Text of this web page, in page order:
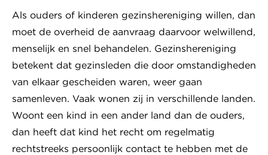
Als ouders of kinderen gezinshereniging willen, dan
moet de overheid de aanvraag daarvoor welwillend,
menselijk en snel behandelen. Gezinshereniging
betekent dat gezinsleden die door omstandigheden
van elkaar gescheiden waren, weer gaan
samenleven. Vaak wonen zij in verschillende landen.
Woont een kind in een ander land dan de ouders,
dan heeft dat kind het recht om regelmatig
rechtstreeks persoonlijk contact te hebben met de